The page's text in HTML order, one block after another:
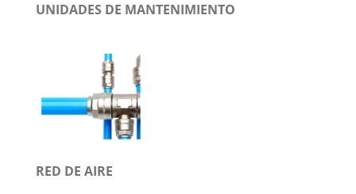
UNIDADES DE MANTENIMIENTO
RED DE AIRE